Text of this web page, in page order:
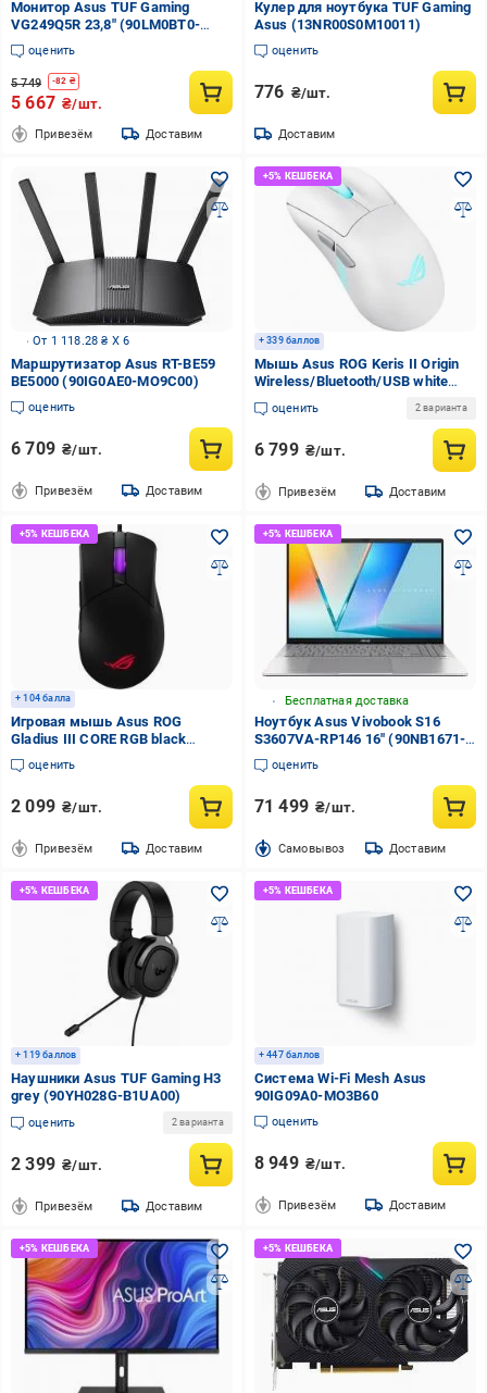
Монитор Asus TUF Gaming
VG249Q5R 23,8" (90LM0BT0-
B01E71)
оценить
5 749 -82 ₴
5 667 ₴/шт.
Привезём Доставим
Кулер для ноутбука TUF Gaming
Asus (13NR00S0M10011)
оценить
776 ₴/шт.
Доставим
От 1 118.28 ₴ X 6
Маршрутизатор Asus RT-BE59
BE5000 (90IG0AE0-MO9C00)
оценить
6 709 ₴/шт.
Привезём Доставим
+ 339 баллов
Мышь Asus ROG Keris II Origin
Wireless/Bluetooth/USB white
(90MP04A0-BMUA10)
оценить 2 варианта
6 799 ₴/шт.
Привезём Доставим
+ 104 балла
Игровая мышь Asus ROG
Gladius III CORE RGB black
(90MP04E0-BMUA00)
оценить
2 099 ₴/шт.
Привезём Доставим
Бесплатная доставка
Ноутбук Asus Vivobook S16
S3607VA-RP146 16" (90NB1671-
M00A40) cool silver
оценить
71 499 ₴/шт.
Cамовывоз Доставим
+ 119 баллов
Наушники Asus TUF Gaming H3
grey (90YH028G-B1UA00)
оценить 2 варианта
2 399 ₴/шт.
Привезём Доставим
+ 447 баллов
Система Wi-Fi Mesh Asus
90IG09A0-MO3B60
оценить
8 949 ₴/шт.
Привезём Доставим